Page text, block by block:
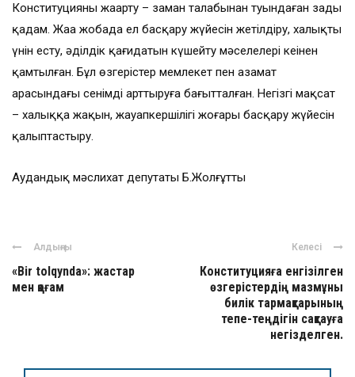
Конституцияны жаңарту – заман талабынан туындаған заңды
қадам. Жаңа жобада ел басқару жүйесін жетілдіру, халықтың
үнін есту, әділдік қағидатын күшейту мәселелері кеңінен
қамтылған. Бұл өзгерістер мемлекет пен азамат
арасындағы сенімді арттыруға бағытталған. Негізгі мақсат
– халыққа жақын, жауапкершілігі жоғары басқару жүйесін
қалыптастыру.
Аудандық мәслихат депутаты Б.Жолғұтты
Алдыңғы
«Bir tolqynda»: жастар
мен қоғам
Келесі
Конституцияға енгізілген
өзгерістердің мазмұны
билік тармақтарының
тепе-теңдігін сақтауға
негізделген.